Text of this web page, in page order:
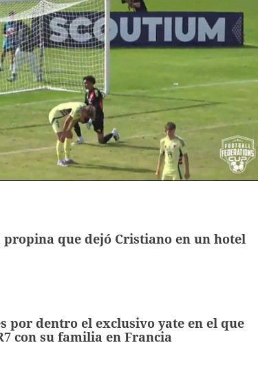
propina que dejó Cristiano en un hotel
por dentro el exclusivo yate en el que
con su familia en Francia